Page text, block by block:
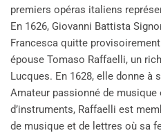
premiers opéras italiens
En 1626, Giovanni Battista
Francesca quitte
épouse Tomaso Raffaelli, un
Lucques. En 1628, elle donne à
Amateur passionné de
d’instruments, Raffaelli est
de musique et de lettres où sa